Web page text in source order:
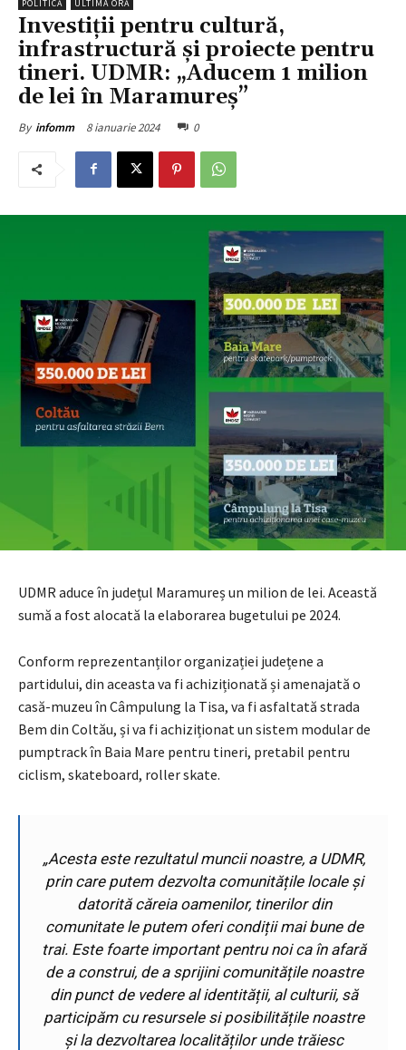
POLITICĂ ULTIMA ORĂ
Investiții pentru cultură,
infrastructură și proiecte pentru
tineri. UDMR: „Aducem 1 milion
de lei în Maramureș”
By infomm 8 ianuarie 2024 0
UDMR aduce în județul Maramureș un milion de lei. Această
sumă a fost alocată la elaborarea bugetului pe 2024.
Conform reprezentanților organizației județene a
partidului, din aceasta va fi achiziționată și amenajată o
casă-muzeu în Câmpulung la Tisa, va fi asfaltată strada
Bem din Coltău, și va fi achiziționat un sistem modular de
pumptrack în Baia Mare pentru tineri, pretabil pentru
ciclism, skateboard, roller skate.
„Acesta este rezultatul muncii noastre, a UDMR,
prin care putem dezvolta comunitățile locale și
datorită căreia oamenilor, tinerilor din
comunitate le putem oferi condiții mai bune de
trai. Este foarte important pentru noi ca în afară
de a construi, de a sprijini comunitățile noastre
din punct de vedere al identității, al culturii, să
participăm cu resursele si posibilitățile noastre
și la dezvoltarea localităților unde trăiesc